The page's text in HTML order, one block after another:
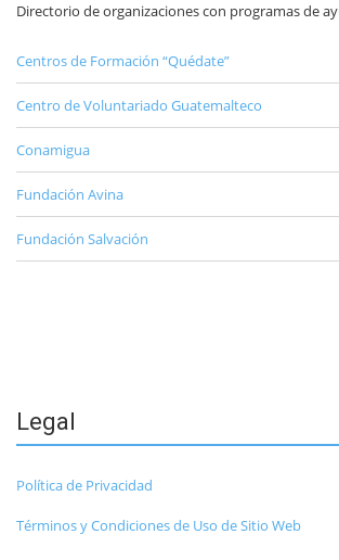
Directorio de organizaciones con programas de
Centros de Formación “Quédate”
Centro de Voluntariado Guatemalteco
Conamigua
Fundación Avina
Fundación Salvación
Legal
Política de Privacidad
Términos y Condiciones de Uso de Sitio Web